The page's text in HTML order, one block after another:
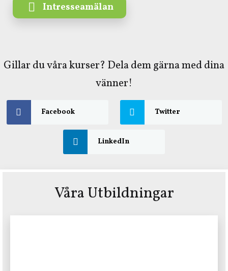
Intresseamälan
Gillar du våra kurser? Dela dem gärna med dina
vänner!
Facebook Twitter
LinkedIn
Våra Utbildningar